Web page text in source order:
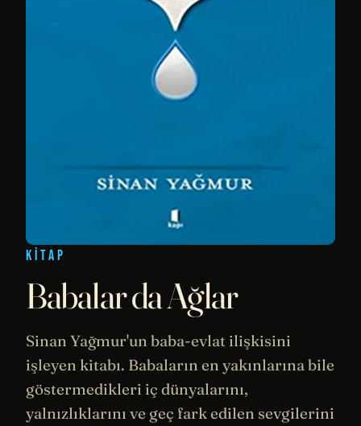
KITAP
Babalar da Ağlar
Sinan Yağmur'un baba-evlat ilişkisini
işleyen kitabı. Babaların en yakınlarına bile
göstermedikleri iç dünyalarını,
yalnızlıklarını ve geç fark edilen sevgilerini